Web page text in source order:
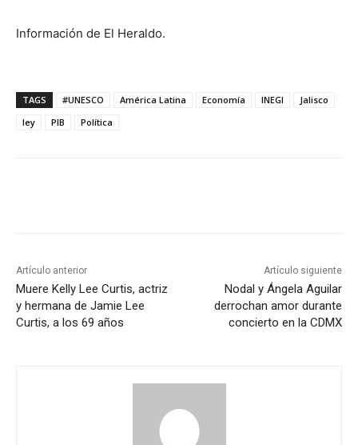
Información de El Heraldo.
TAGS #UNESCO América Latina Economía INEGI
Jalisco
ley
PIB Política
Artículo anterior
Muere Kelly Lee Curtis, actriz
y hermana de Jamie Lee
Curtis, a los 69 años
Artículo siguiente
Nodal y Ángela Aguilar
derrochan amor durante
concierto en la CDMX